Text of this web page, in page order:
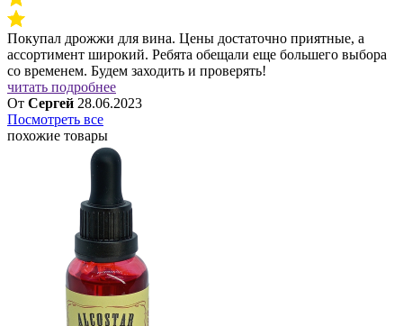
Покупал дрожжи для вина. Цены достаточно приятные, а
ассортимент широкий. Ребята обещали еще большего выбора
со временем. Будем заходить и проверять!
читать подробнее
От Сергей 28.06.2023
Посмотреть все
похожие товары